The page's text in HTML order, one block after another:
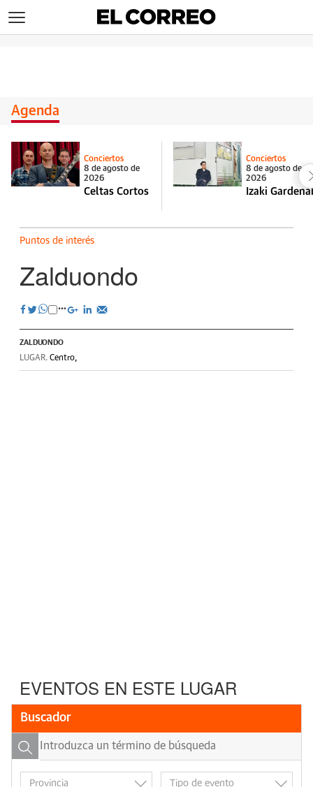
Agenda
Conciertos
8 de agosto de
2026
Celtas Cortos
Conciertos
8 de agosto de
2026
Izaki
Puntos de interés
Zalduondo
ZALDUONDO
LUGAR. Centro,
EVENTOS EN ESTE LUGAR
Buscador